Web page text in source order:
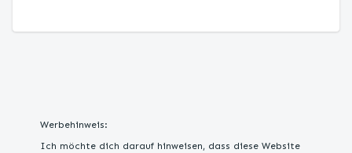
Werbehinweis:
Ich möchte dich darauf hinweisen, dass diese Website